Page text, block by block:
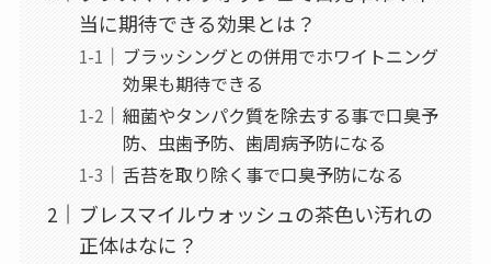
当に期待できる効果とは？
ブラッシングとの併用でホワイトニング
効果も期待できる
細菌やタンパク質を除去する事で口臭予
防、虫歯予防、歯周病予防になる
舌苔を取り除く事で口臭予防になる
ブレスマイルウォッシュの茶色い汚れの
正体はなに？